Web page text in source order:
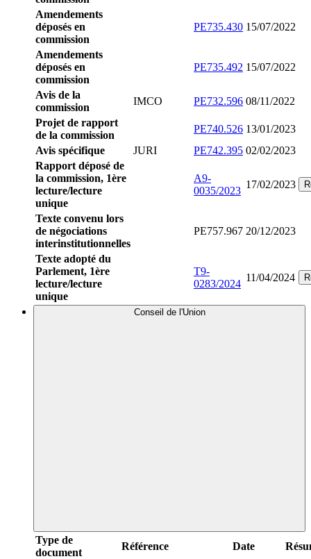
Amendements
déposés en
commission
PE735.430 15/07/2022
Amendements
déposés en
commission
PE735.492 15/07/2022
Avis de la
commission
IMCO PE732.596 08/11/2022
Projet de rapport
de la commission
PE740.526 13/01/2023
Avis spécifique
JURI PE742.395 02/02/2023
Rapport déposé de
la commission, 1ère
lecture/lecture
unique
A9-
0035/2023
17/02/2023
Texte convenu lors
de négociations
interinstitutionnelles
PE757.967 20/12/2023
Texte adopté du
Parlement, 1ère
lecture/lecture
unique
T9-
0283/2024
11/04/2024
Conseil de l'Union
Type de
document
Référence Date